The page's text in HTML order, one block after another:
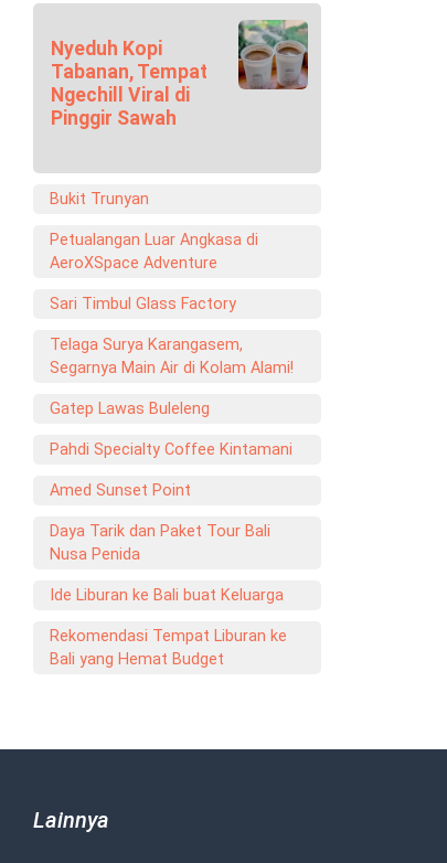
Nyeduh Kopi
Tabanan, Tempat
Ngechill Viral di
Pinggir Sawah
Bukit Trunyan
Petualangan Luar Angkasa di
AeroXSpace Adventure
Sari Timbul Glass Factory
Telaga Surya Karangasem,
Segarnya Main Air di Kolam Alami!
Gatep Lawas Buleleng
Pahdi Specialty Coffee Kintamani
Amed Sunset Point
Daya Tarik dan Paket Tour Bali
Nusa Penida
Ide Liburan ke Bali buat Keluarga
Rekomendasi Tempat Liburan ke
Bali yang Hemat Budget
Lainnya